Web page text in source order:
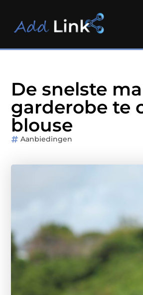
De snelste
garderobe te
blouse
Aanbiedingen